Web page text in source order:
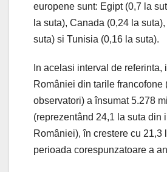
europene sunt: Egipt (0,7 la
la suta), Canada (0,24 la
suta) si Tunisia (0,16 la suta).
In acelasi interval de referinta,
României din tarile francofone
observatori) a însumat 5.278
(reprezentând 24,1 la suta din
României), în crestere cu 21,3
perioada corespunzatoare a